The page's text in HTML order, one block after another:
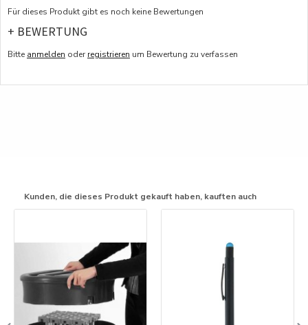
Für dieses Produkt gibt es noch keine Bewertungen
+ BEWERTUNG
Bitte anmelden oderregistrieren um Bewertung zu verfassen
Kunden, die dieses Produkt gekauft haben, kauften auch